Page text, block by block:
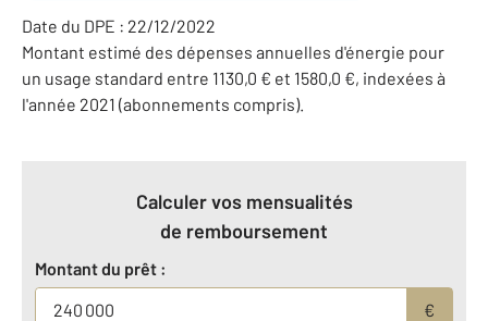
Date du DPE : 22/12/2022
Montant estimé des dépenses annuelles d'énergie pour
un usage standard entre 1130,0 € et 1580,0 €, indexées à
l'année 2021 (abonnements compris).
Calculer vos mensualités
de remboursement
Montant du prêt :
€